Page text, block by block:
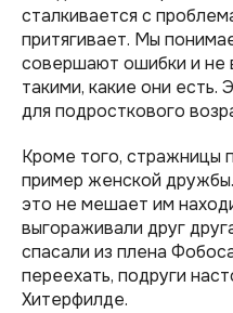
сталкивается с
притягивает. Мы
совершают ошибки и не
такими, какие они есть.
для подросткового
Кроме того, стражницы
пример женской
это не мешает им
выгораживали друг
спасали из плена
переехать, подруги
Хитерфилде.